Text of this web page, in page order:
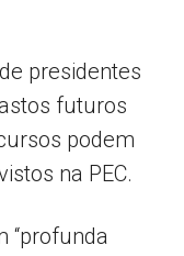
presidentes
futuros
podem
na PEC.
“profunda